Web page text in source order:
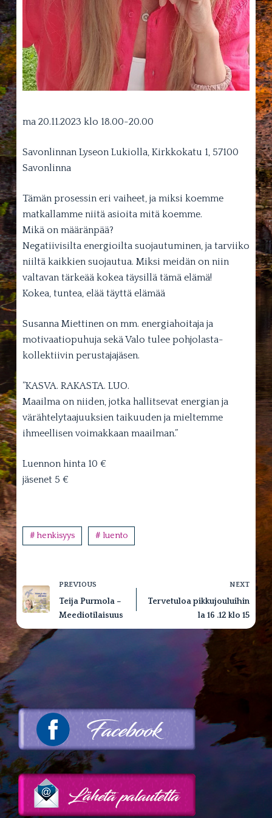
ma 20.11.2023 klo 18.00-20.00
Savonlinnan Lyseon Lukiolla, Kirkkokatu 1, 57100
Savonlinna
Tämän prosessin eri vaiheet, ja miksi koemme
matkallamme niitä asioita mitä koemme.
Mikä on määränpää?
Negatiivisilta energioilta suojautuminen, ja tarviiko
niiltä kaikkien suojautua. Miksi meidän on niin
valtavan tärkeää kokea täysillä tämä elämä!
Kokea, tuntea, elää täyttä elämää
Susanna Miettinen on mm. energiahoitaja ja
motivaatiopuhuja sekä Valo tulee pohjolasta-
kollektiivin perustajajäsen.
”KASVA. RAKASTA. LUO.
Maailma on niiden, jotka hallitsevat energian ja
värähtelytaajuuksien taikuuden ja mieltemme
ihmeellisen voimakkaan maailman.”
Luennon hinta 10 €
jäsenet 5 €
# henkisyys # luento
PREVIOUS
Teija Purmola –
Meediotilaisuus
NEXT
Tervetuloa pikkujouluihin
la 16 .12 klo 15